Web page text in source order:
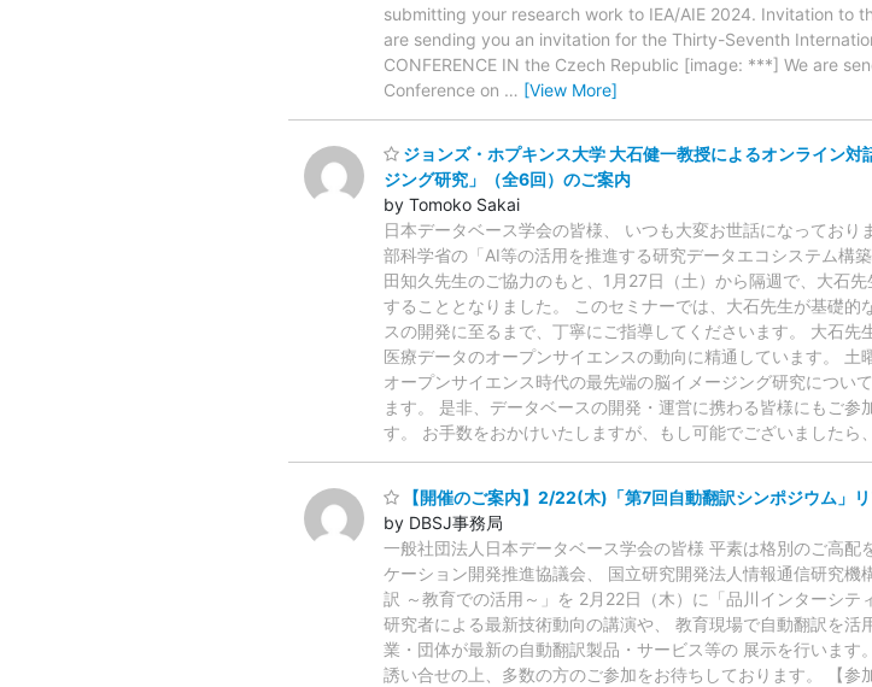
submitting your research work to IEA/AIE 2024. Invitation to
are sending you an invitation for the Thirty-Seventh
CONFERENCE IN the Czech Republic [image: ***] We are
Conference on … [View More]
ジョンズ・ホプキンス大学 大石健一教授によるオンライン
ジング研究」（全6回）のご案内
by Tomoko Sakai
日本データベース学会の皆様、 いつも大変お世話になってお
部科学省の「AI等の活用を推進する研究データエコシステム構
田知久先生のご協力のもと、1月27日（土）から隔週で、大石
することとなりました。 このセミナーでは、大石先生が基礎
スの開発に至るまで、丁寧にご指導してくださいます。 大石
医療データのオープンサイエンスの動向に精通しています。 土
オープンサイエンス時代の最先端の脳イメージング研究につい
ます。 是非、データベースの開発・運営に携わる皆様にもご
す。 お手数をおかけいたしますが、もし可能でございましたら
【開催のご案内】2/22(木)「第7回自動翻訳シンポジウム」
by DBSJ事務局
一般社団法人日本データベース学会の皆様 平素は格別のご高
ケーション開発推進協議会、 国立研究開発法人情報通信研究
訳 ～教育での活用～」を 2月22日（木）に「品川インターシテ
研究者による最新技術動向の講演や、 教育現場で自動翻訳を
業・団体が最新の自動翻訳製品・サービス等の 展示を行いま
誘い合せの上、多数の方のご参加をお待ちしております。